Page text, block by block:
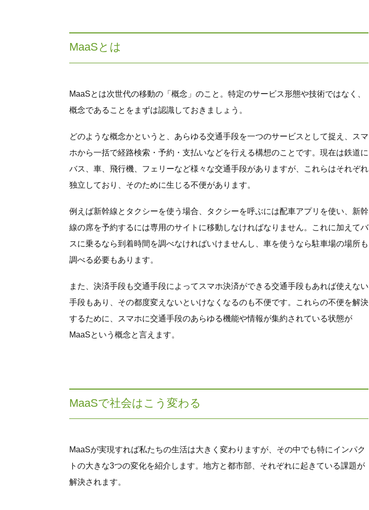
MaaSとは
MaaSとは次世代の移動の「概念」のこと。特定のサービス形態や技術ではなく、
概念であることをまずは認識しておきましょう。
どのような概念かというと、あらゆる交通手段を一つのサービスとして捉え、スマ
ホから一括で経路検索・予約・支払いなどを行える構想のことです。現在は鉄道に
バス、車、飛行機、フェリーなど様々な交通手段がありますが、これらはそれぞれ
独立しており、そのために生じる不便があります。
例えば新幹線とタクシーを使う場合、タクシーを呼ぶには配車アプリを使い、新幹
線の席を予約するには専用のサイトに移動しなければなりません。これに加えてバ
スに乗るなら到着時間を調べなければいけませんし、車を使うなら駐車場の場所も
調べる必要もあります。
また、決済手段も交通手段によってスマホ決済ができる交通手段もあれば使えない
手段もあり、その都度変えないといけなくなるのも不便です。これらの不便を解決
するために、スマホに交通手段のあらゆる機能や情報が集約されている状態が
MaaSという概念と言えます。
MaaSで社会はこう変わる
MaaSが実現すれば私たちの生活は大きく変わりますが、その中でも特にインパク
トの大きな3つの変化を紹介します。地方と都市部、それぞれに起きている課題が
解決されます。